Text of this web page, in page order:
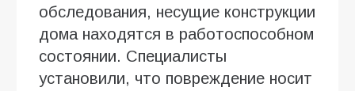
обследования, несущие конструкции
дома находятся в работоспособном
состоянии. Специалисты
установили, что повреждение носит